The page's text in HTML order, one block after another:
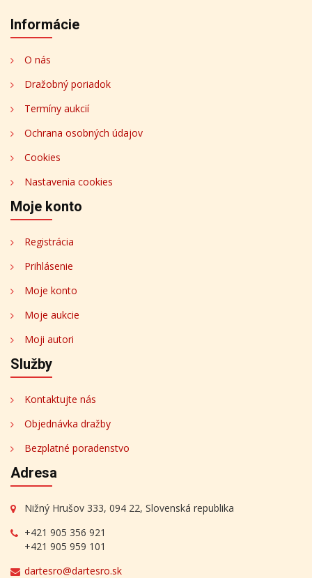
Informácie
O nás
Dražobný poriadok
Termíny aukcií
Ochrana osobných údajov
Cookies
Nastavenia cookies
Moje konto
Registrácia
Prihlásenie
Moje konto
Moje aukcie
Moji autori
Služby
Kontaktujte nás
Objednávka dražby
Bezplatné poradenstvo
Adresa
Nižný Hrušov 333, 094 22, Slovenská republika
+421 905 356 921
+421 905 959 101
dartesro@dartesro.sk